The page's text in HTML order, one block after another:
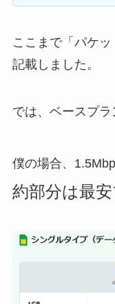
ここまで「パケ
記載しました。
では、ベースプラ
僕の場合、
約部分は最